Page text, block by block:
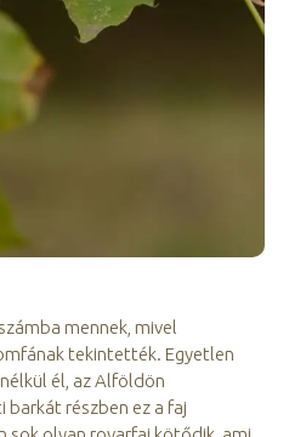
mennek, mivel
tekintették. Egyetlen
él, az Alföldön
részben ez a faj